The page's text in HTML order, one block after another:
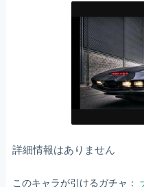
詳細情報はありません
このキャラが引けるガチャ：